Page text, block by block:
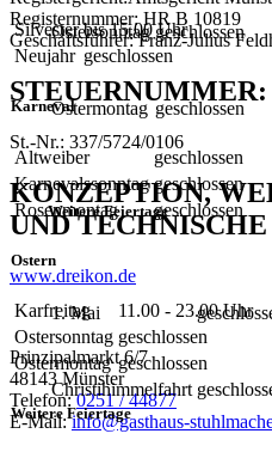
Ostersonntag geschlossen
Ostermontag geschlossen
Weitere Feiertage
1. Mai
Christihimmelfahrt
Silvester bis 15.00 Uhr
Neujahr geschlossen
Karneval
Altweiber
geschlossen
Karnevalssonntag geschlossen
Rosenmontag
geschlossen
Ostern
Karfreitag
11.00 - 23.00 Uhr
Ostersonntag geschlossen
Ostermontag geschlossen
Weitere Feiertage
Registernummer: HR B 10819
Geschäftsführer: Franz-Julius
STEUERNUMMER:
St.-Nr.: 337/5724/0106
KONZEPTION,
UND
www.dreikon.de
Prinzipalmarkt 6/7
48143 Münster
Telefon:0251 / 44877
E-Mail:info@gasthaus-